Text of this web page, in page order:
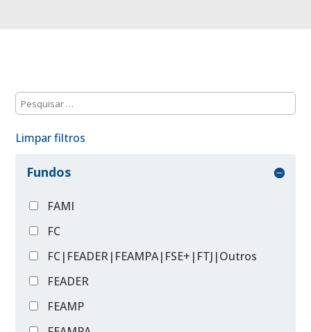
Limpar filtros
Fundos
FAMI
FC
FC|FEADER|FEAMPA|FSE+|FTJ|Outros
FEADER
FEAMP